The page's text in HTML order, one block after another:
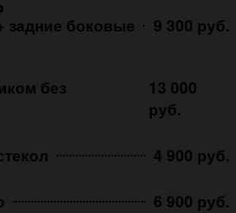
задние боковые 9 300 руб.
без
13 000
руб.
4 900 руб.
6 900 руб.